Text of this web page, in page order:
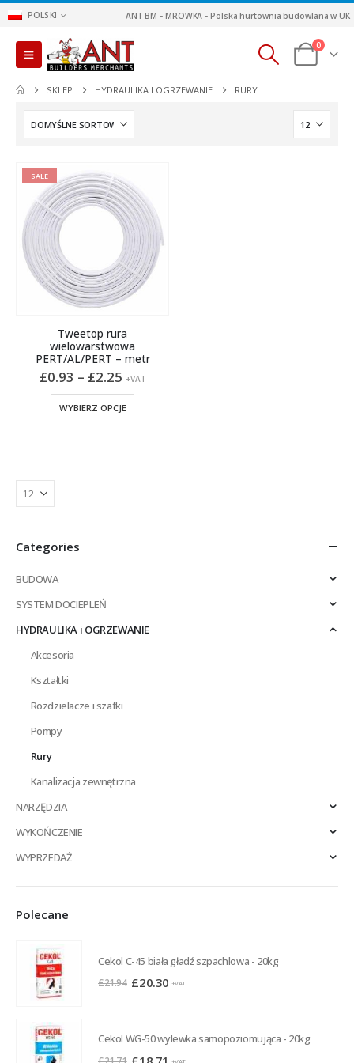
POLSKI ANT BM - MROWKA - Polska hurtownia budowlana w UK
0
SKLEP HYDRAULIKA I OGRZEWANIE RURY
SALE
Tweetop rura
wielowarstwowa
PERT/AL/PERT – metr
£0.93 – £2.25Zakres
cen:
od
£0.93
do
+VAT
WYBIERZ OPCJE
produkt
Categories
BUDOWA
SYSTEM DOCIEPLEŃ
HYDRAULIKA i OGRZEWANIE
Akcesoria
Kształtki
Rozdzielacze i szafki
Pompy
Rury
Kanalizacja zewnętrzna
NARZĘDZIA
WYKOŃCZENIE
WYPRZEDAŻ
Polecane
Cekol C-45 biała gładź szpachlowa - 20kg
£21.94 Pierwotna
£21.94.
£20.30 Aktualna
£20.30.
+VAT
Cekol WG-50 wylewka samopoziomująca - 20kg
PierwotnaAktualna
+VAT